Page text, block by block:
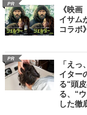
PR
《映
イサム
コラボ》
PR
「え
イター
る“頭
る、“
した徹